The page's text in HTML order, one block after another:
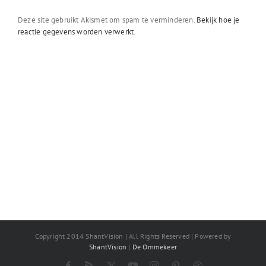
Deze site gebruikt Akismet om spam te verminderen. Bekijk hoe je
reactie gegevens worden verwerkt.
Copyright 2014 ShantVision | All Rights Reserved | Powered by
ShantVision | De Ommekeer